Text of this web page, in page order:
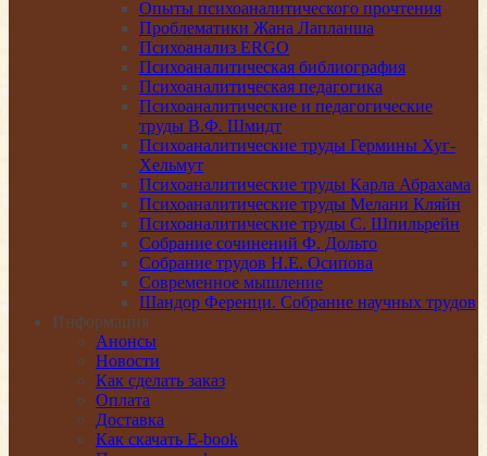
Опыты психоаналитического прочтения
Проблематики Жана Лапланша
Психоанализ ERGO
Психоаналитическая библиография
Психоаналитическая педагогика
Психоаналитические и педагогические
труды В.Ф. Шмидт
Психоаналитические труды Гермины Хуг-
Хельмут
Психоаналитические труды Карла Абрахама
Психоаналитические труды Мелани Кляйн
Психоаналитические труды С. Шпильрейн
Собрание сочинений Ф. Дольто
Собрание трудов Н.Е. Осипова
Современное мышление
Шандор Ференци. Собрание научных трудов
Информация
Анонсы
Новости
Как сделать заказ
Оплата
Доставка
Как скачать E-book